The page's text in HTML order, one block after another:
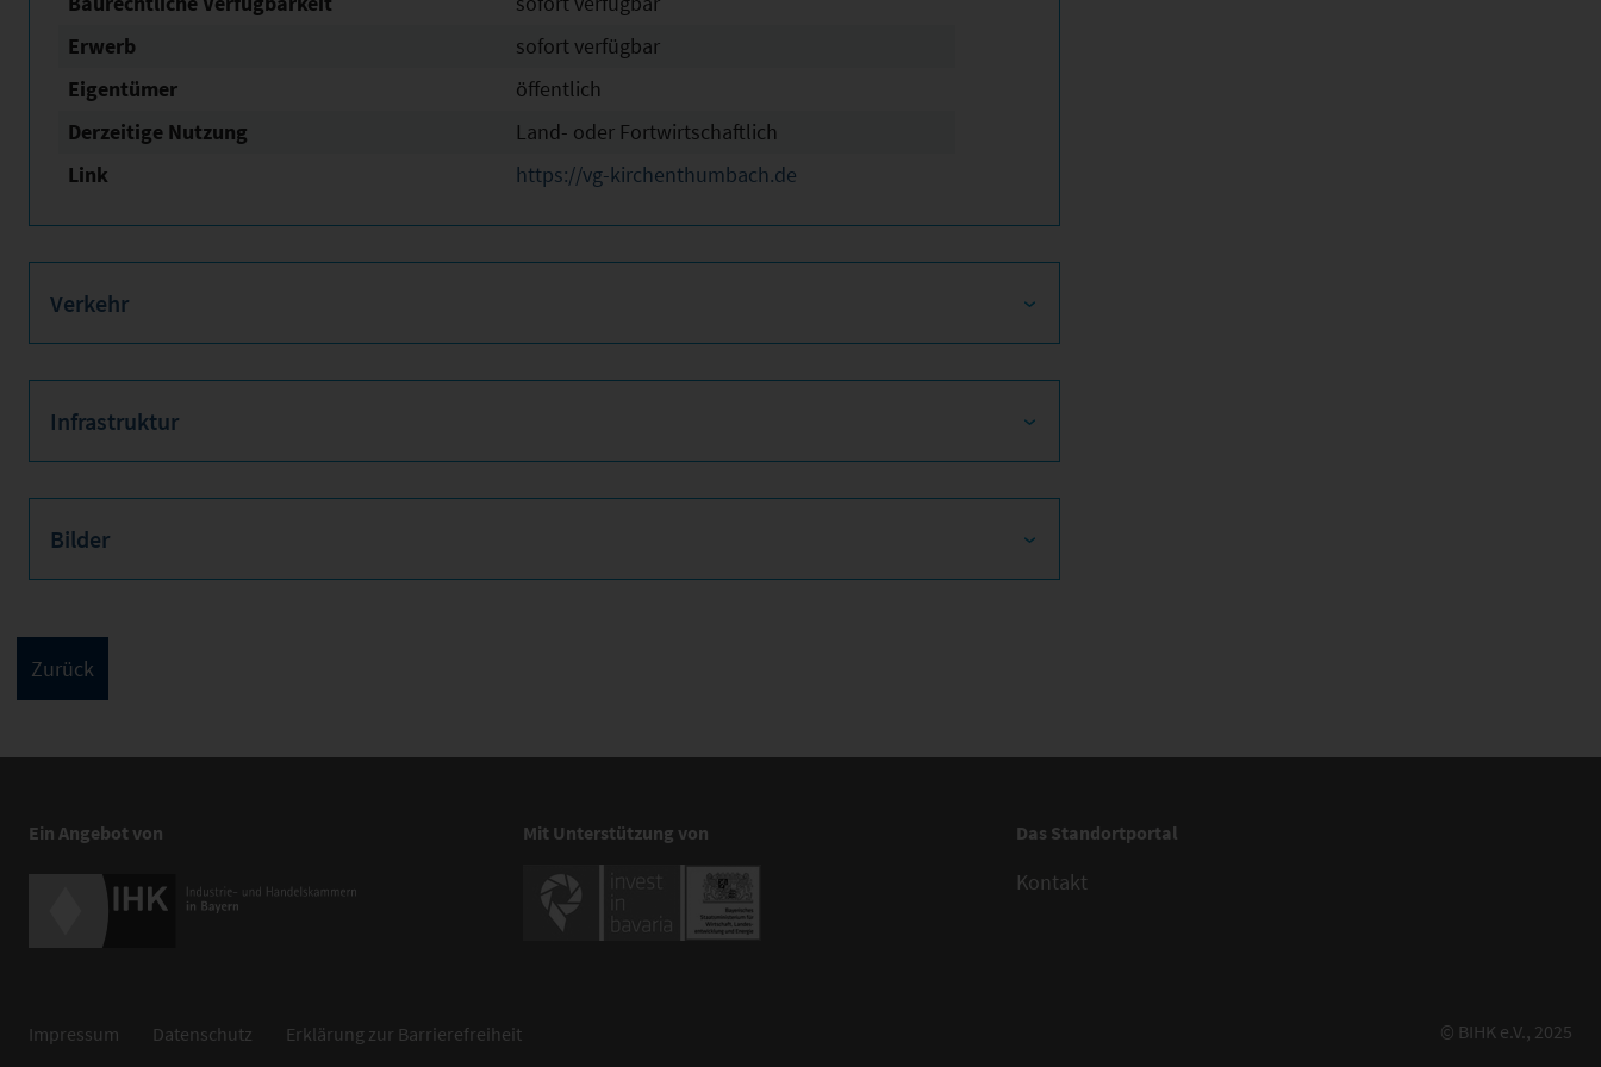
Erwerb
sofort verfügbar
Eigentümer
öffentlich
Derzeitige Nutzung
Land- oder Fortwirtschaftlich
Link
https://vg-kirchenthumbach.de
Verkehr
Infrastruktur
Bilder
Ein Angebot von Mit Unterstützung von Das Standortportal
Kontakt
Impressum Datenschutz Erklärung zur Barrierefreiheit © BIHK e.V., 2025